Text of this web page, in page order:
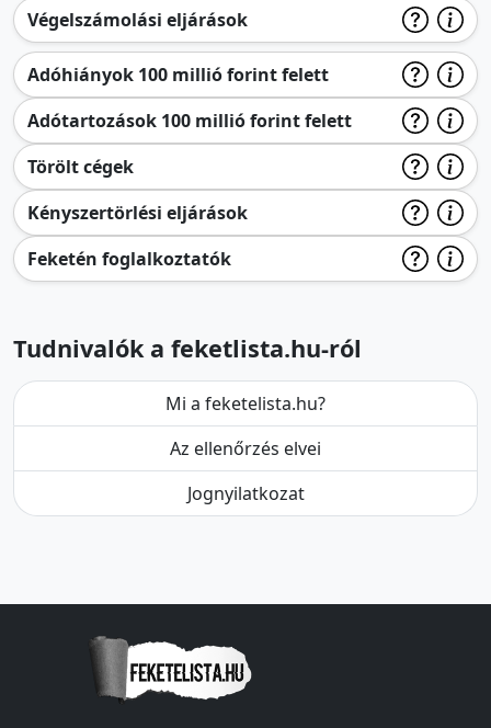
Végelszámolási eljárások
Adóhiányok 100 millió forint felett
Adótartozások 100 millió forint felett
Törölt cégek
Kényszertörlési eljárások
Feketén foglalkoztatók
Tudnivalók a feketlista.hu-ról
Mi a feketelista.hu?
Az ellenőrzés elvei
Jognyilatkozat